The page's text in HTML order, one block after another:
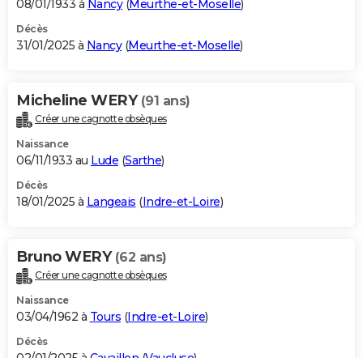
08/01/1933 à Nancy(Meurthe-et-Moselle)
Décès
31/01/2025 à Nancy(Meurthe-et-Moselle)
Micheline WERY (91 ans)
Créer une cagnotte obsèques
Naissance
06/11/1933 au Lude (Sarthe)
Décès
18/01/2025 à Langeais (Indre-et-Loire)
Bruno WERY (62 ans)
Créer une cagnotte obsèques
Naissance
03/04/1962 à Tours (Indre-et-Loire)
Décès